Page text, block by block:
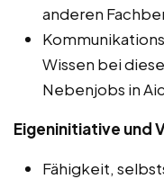
anderen
Wissen bei
Nebenjobs in
Eigeninitiative und
Fähigkeit,